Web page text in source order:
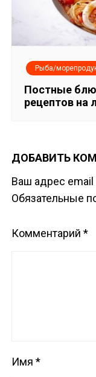
Рыба/
Постные
рецептов на
ДОБАВИТЬ
Ваш адрес email
Обязательные
Комментарий*
Имя*